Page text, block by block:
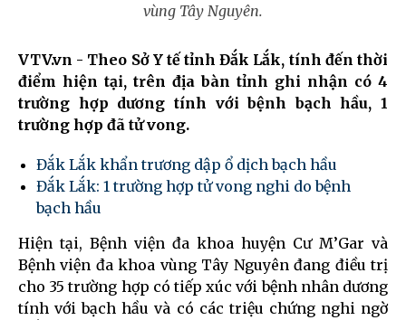
vùng Tây Nguyên.
VTV.vn - Theo Sở Y tế tỉnh Đắk Lắk, tính đến thời
điểm hiện tại, trên địa bàn tỉnh ghi nhận có 4
trường hợp dương tính với bệnh bạch hầu, 1
trường hợp đã tử vong.
Đắk Lắk khẩn trương dập ổ dịch bạch hầu
Đắk Lắk: 1 trường hợp tử vong nghi do bệnh
bạch hầu
Hiện tại, Bệnh viện đa khoa huyện Cư M’Gar và
Bệnh viện đa khoa vùng Tây Nguyên đang điều trị
cho 35 trường hợp có tiếp xúc với bệnh nhân dương
tính với bạch hầu và có các triệu chứng nghi ngờ